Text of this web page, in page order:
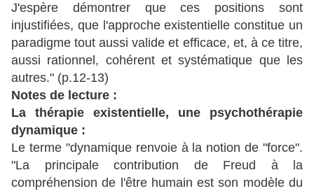
J'espère démontrer que ces positions sont
injustifiées, que l'approche existentielle constitue un
paradigme tout aussi valide et efficace, et, à ce titre,
aussi rationnel, cohérent et systématique que les
autres." (p.12-13)
Notes de lecture :
La thérapie existentielle, une psychothérapie
dynamique :
Le terme "dynamique renvoie à la notion de "force".
"La principale contribution de Freud à la
compréhension de l'être humain est son modèle du